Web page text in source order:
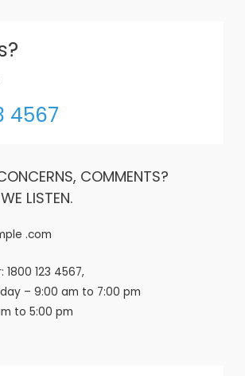
4567
COMMENTS?
LISTEN.
.com
123 4567,
– 9:00 am to 7:00 pm
to 5:00 pm